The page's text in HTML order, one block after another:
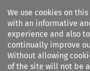
We use cookies on
with an informative
experience and also
continually improve
Without allowing
of the site will not be